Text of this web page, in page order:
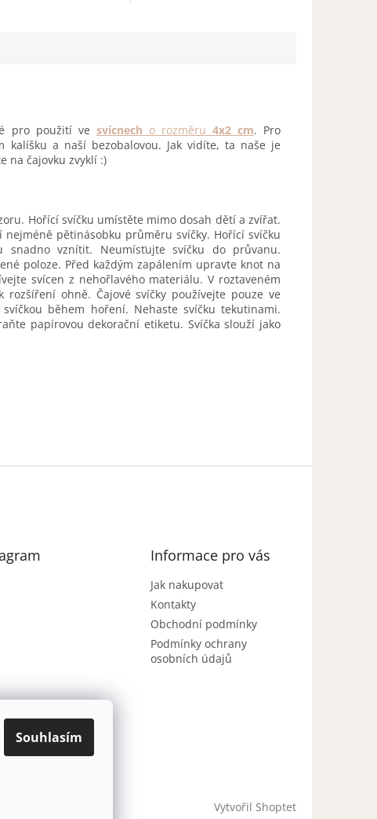
Souhlasím
pro použití ve svícnech o rozměru 4x2 cm. Pro
kalíšku a naší bezobalovou. Jak vidíte, ta naše je
na čajovku zvyklí :)
Hořící svíčku umístěte mimo dosah dětí a zvířat.
pětinásobku průměru svíčky. Hořící svíčku
vznítit. Neumísťujte svíčku do průvanu.
poloze. Před každým zapálením upravte knot na
svícen z nehořlavého materiálu. V roztaveném
ohně. Čajové svíčky používejte pouze ve
během hoření. Nehaste svíčku tekutinami.
papírovou dekorační etiketu. Svíčka slouží jako
Sledovat na
Instagramu
Informace pro vás
Jak nakupovat
Kontakty
Obchodní podmínky
Podmínky ochrany
osobních údajů
Vytvořil Shoptet